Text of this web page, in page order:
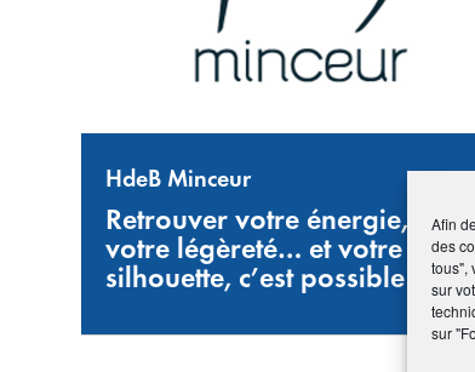
Afin
des
tous",
sur
sur
HdeB Minceur
Retrouver votre énergie,
votre légèreté… et votre
silhouette, c’est possible !